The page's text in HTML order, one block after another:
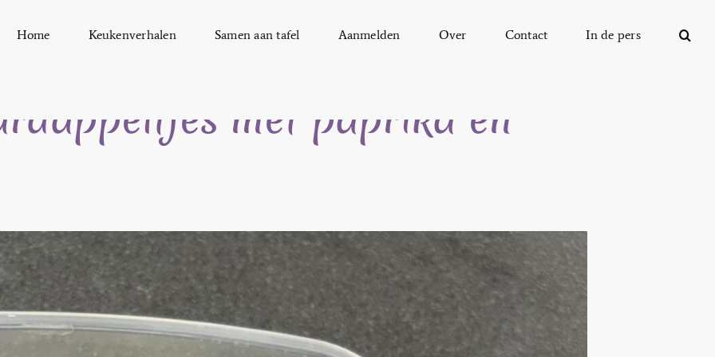
Home Keukenverhalen Samen aan tafel Aanmelden Over Contact In de pers
met paprika en